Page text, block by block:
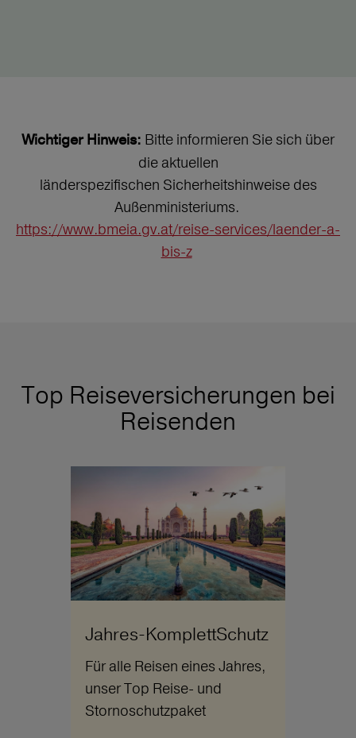
Wichtiger Hinweis: Bitte informieren Sie sich über
die aktuellen
länderspezifischen Sicherheitshinweise des
Außenministeriums.
https://www.bmeia.gv.at/reise-services/laender-a-
bis-z
Top Reiseversicherungen bei
Reisenden
Jahres-KomplettSchutz
Für alle Reisen eines Jahres,
unser Top Reise- und
Stornoschutzpaket